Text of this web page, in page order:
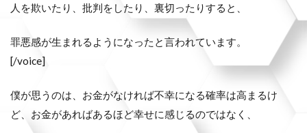
人を欺いたり、批判をしたり、裏切ったりすると、
罪悪感が生まれるようになったと言われています。
[/voice]
僕が思うのは、お金がなければ不幸になる確率は高まるけ
ど、お金があればあるほど幸せに感じるのではなく、